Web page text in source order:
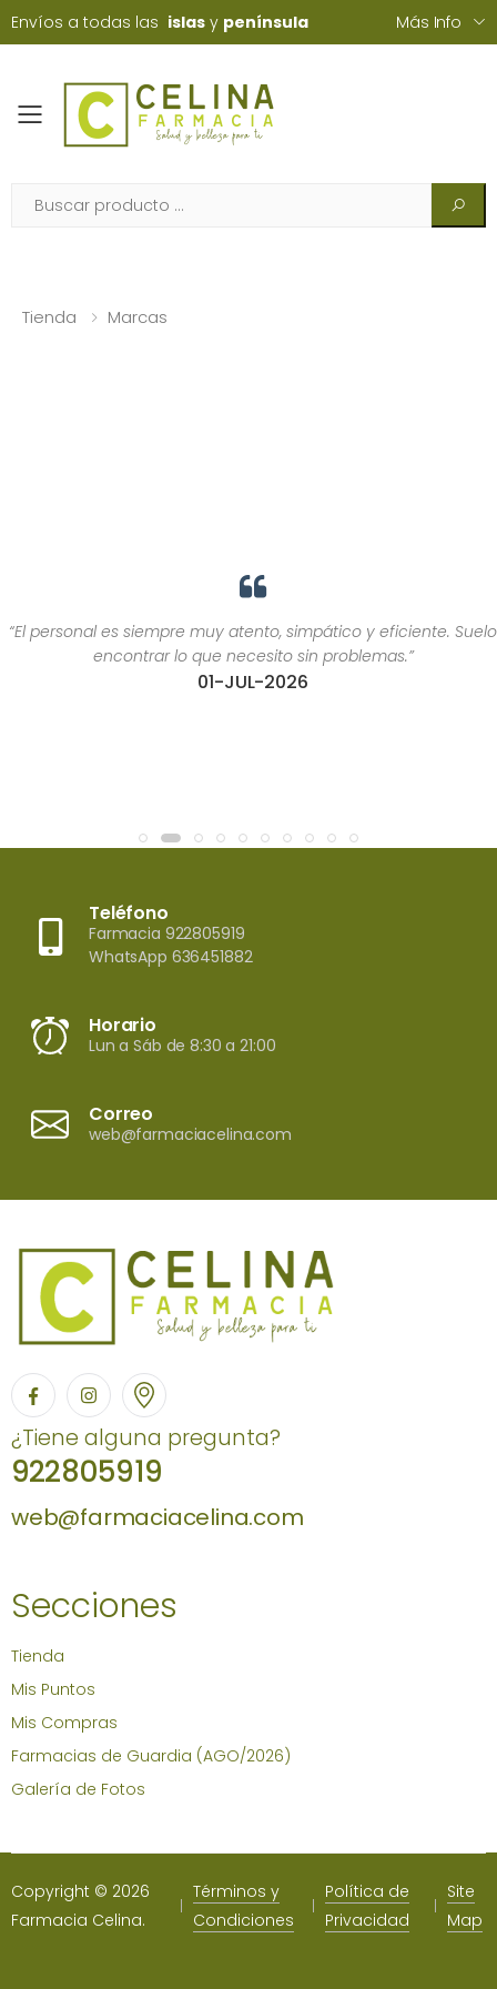
Envíos a todas las islas y península Más Info
Toggle mobile menu
Tienda Marcas
“El personal es siempre muy atento, simpático y eficiente. Suelo
encontrar lo que necesito sin problemas.”
01-JUL-2026
Teléfono
Farmacia 922805919
WhatsApp 636451882
Horario
Lun a Sáb de 8:30 a 21:00
Correo
web@farmaciacelina.com
¿Tiene alguna pregunta?
922805919
web@farmaciacelina.com
Secciones
Tienda
Mis Puntos
Mis Compras
Farmacias de Guardia (AGO/2026)
Galería de Fotos
Copyright © 2026
Farmacia Celina.
Términos y
Condiciones
Política de
Privacidad
Site
Map